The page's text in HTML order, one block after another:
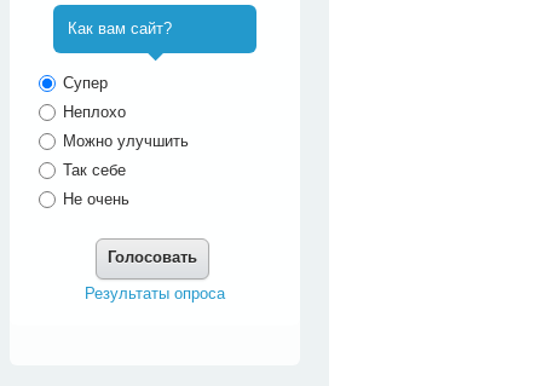
Как вам сайт?
Супер
Неплохо
Можно улучшить
Так себе
Не очень
Голосовать
Результаты опроса